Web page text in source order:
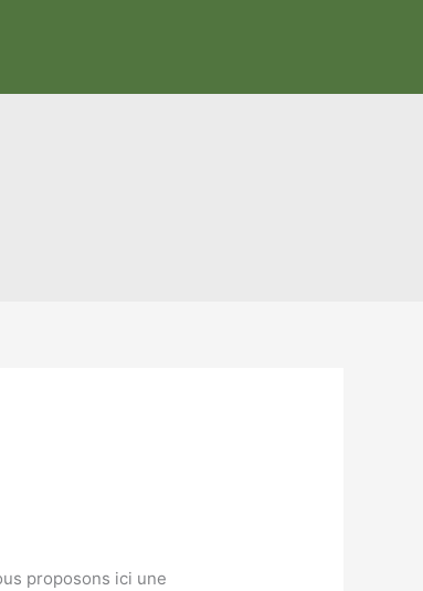
proposons ici une